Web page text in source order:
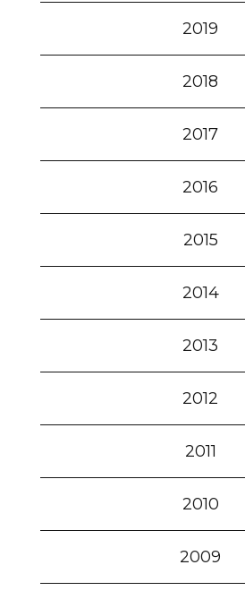
2019
2018
2017
2016
2015
2014
2013
2012
2011
2010
2009